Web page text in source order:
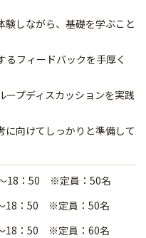
験しながら、基礎を学ぶこと
フィードバックを手厚く
ープディスカッションを実践
に向けてしっかりと準備して
18：50 ※定員：50名
18：50 ※定員：50名
18：50 ※定員：60名